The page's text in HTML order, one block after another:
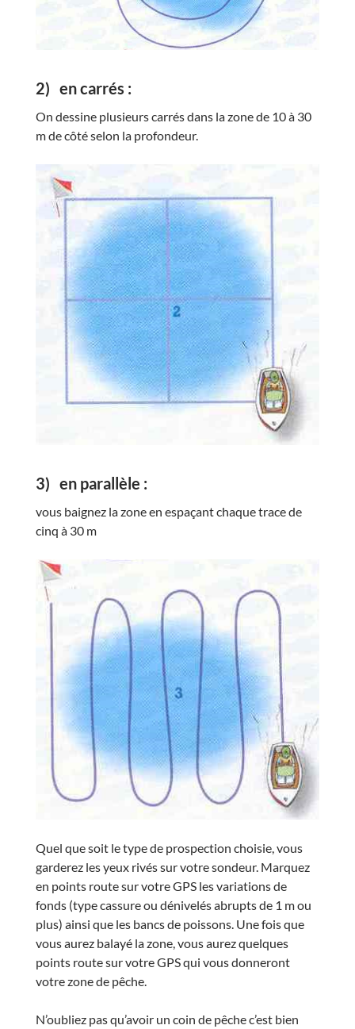
2) en carrés :
On dessine plusieurs carrés dans la zone de 10 à 30
m de côté selon la profondeur.
3) en parallèle :
vous baignez la zone en espaçant chaque trace de
cinq à 30 m
Quel que soit le type de prospection choisie, vous
garderez les yeux rivés sur votre sondeur. Marquez
en points route sur votre GPS les variations de
fonds (type cassure ou dénivelés abrupts de 1 m ou
plus) ainsi que les bancs de poissons. Une fois que
vous aurez balayé la zone, vous aurez quelques
points route sur votre GPS qui vous donneront
votre zone de pêche.
N’oubliez pas qu’avoir un coin de pêche c’est bien